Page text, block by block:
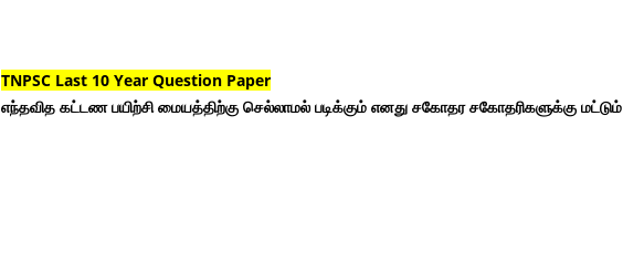
TNPSC Last 10 Year Question Paper
எந்தவித கட்டண பயிற்சி மையத்திற்கு செல்லாமல் படிக்கும் எனது சகோதர சகோதரிகளுக்கு மட்டும்